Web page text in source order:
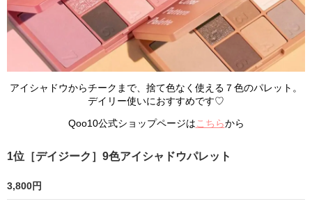
アイシャドウからチークまで、捨て色なく使える７色のパレット。
デイリー使いにおすすめです♡
Qoo10公式ショップページは こちらから
1位［デイジーク］9色アイシャドウパレット
3,800円